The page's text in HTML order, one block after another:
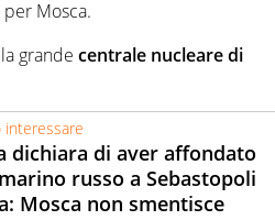
Mosca.
grande centrale nucleare di
interessare
dichiara di aver affondato
russo a Sebastopoli
Mosca non smentisce